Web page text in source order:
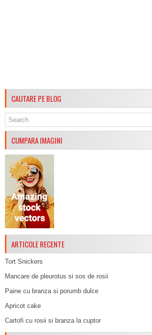
CAUTARE PE BLOG
CUMPARA IMAGINI
ARTICOLE RECENTE
Tort Snickers
Mancare de pleurotus si sos de rosii
Paine cu branza si porumb dulce
Apricot cake
Cartofi cu rosii si branza la cuptor